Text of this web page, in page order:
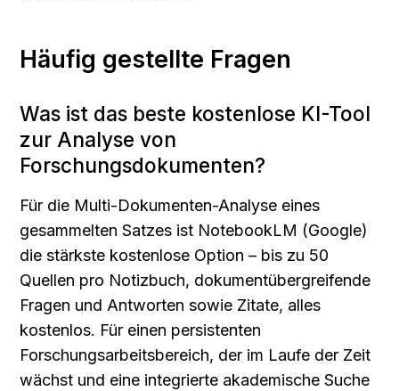
Häufig gestellte Fragen
Was ist das beste kostenlose KI-Tool
zur Analyse von
Forschungsdokumenten?
Für die Multi-Dokumenten-Analyse eines
gesammelten Satzes ist NotebookLM (Google)
die stärkste kostenlose Option – bis zu 50
Quellen pro Notizbuch, dokumentübergreifende
Fragen und Antworten sowie Zitate, alles
kostenlos. Für einen persistenten
Forschungsarbeitsbereich, der im Laufe der Zeit
wächst und eine integrierte akademische Suche